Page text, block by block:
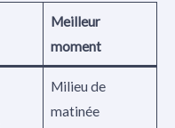
Meilleur
moment
Milieu de
matinée